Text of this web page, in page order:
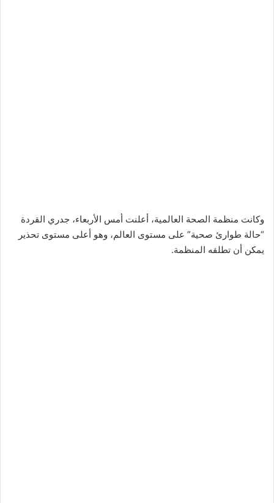
وكانت منظمة الصحة العالمية، أعلنت أمس الأربعاء، جدري القردة
“حالة طوارئ صحية” على مستوى العالم، وهو أعلى مستوى تحذير
يمكن أن تطلقه المنظمة.